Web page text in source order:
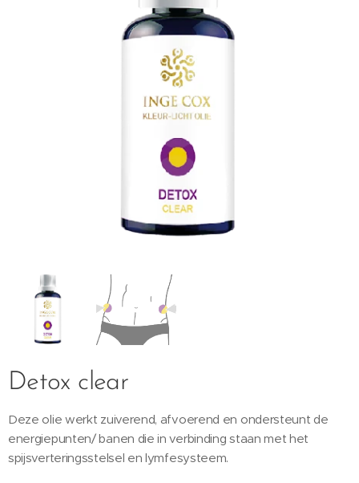
Detox clear
Deze olie werkt zuiverend, afvoerend en ondersteunt de
energiepunten/ banen die in verbinding staan met het
spijsverteringsstelsel en lymfesysteem.